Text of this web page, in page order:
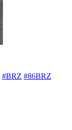
#BRZ #86BRZ